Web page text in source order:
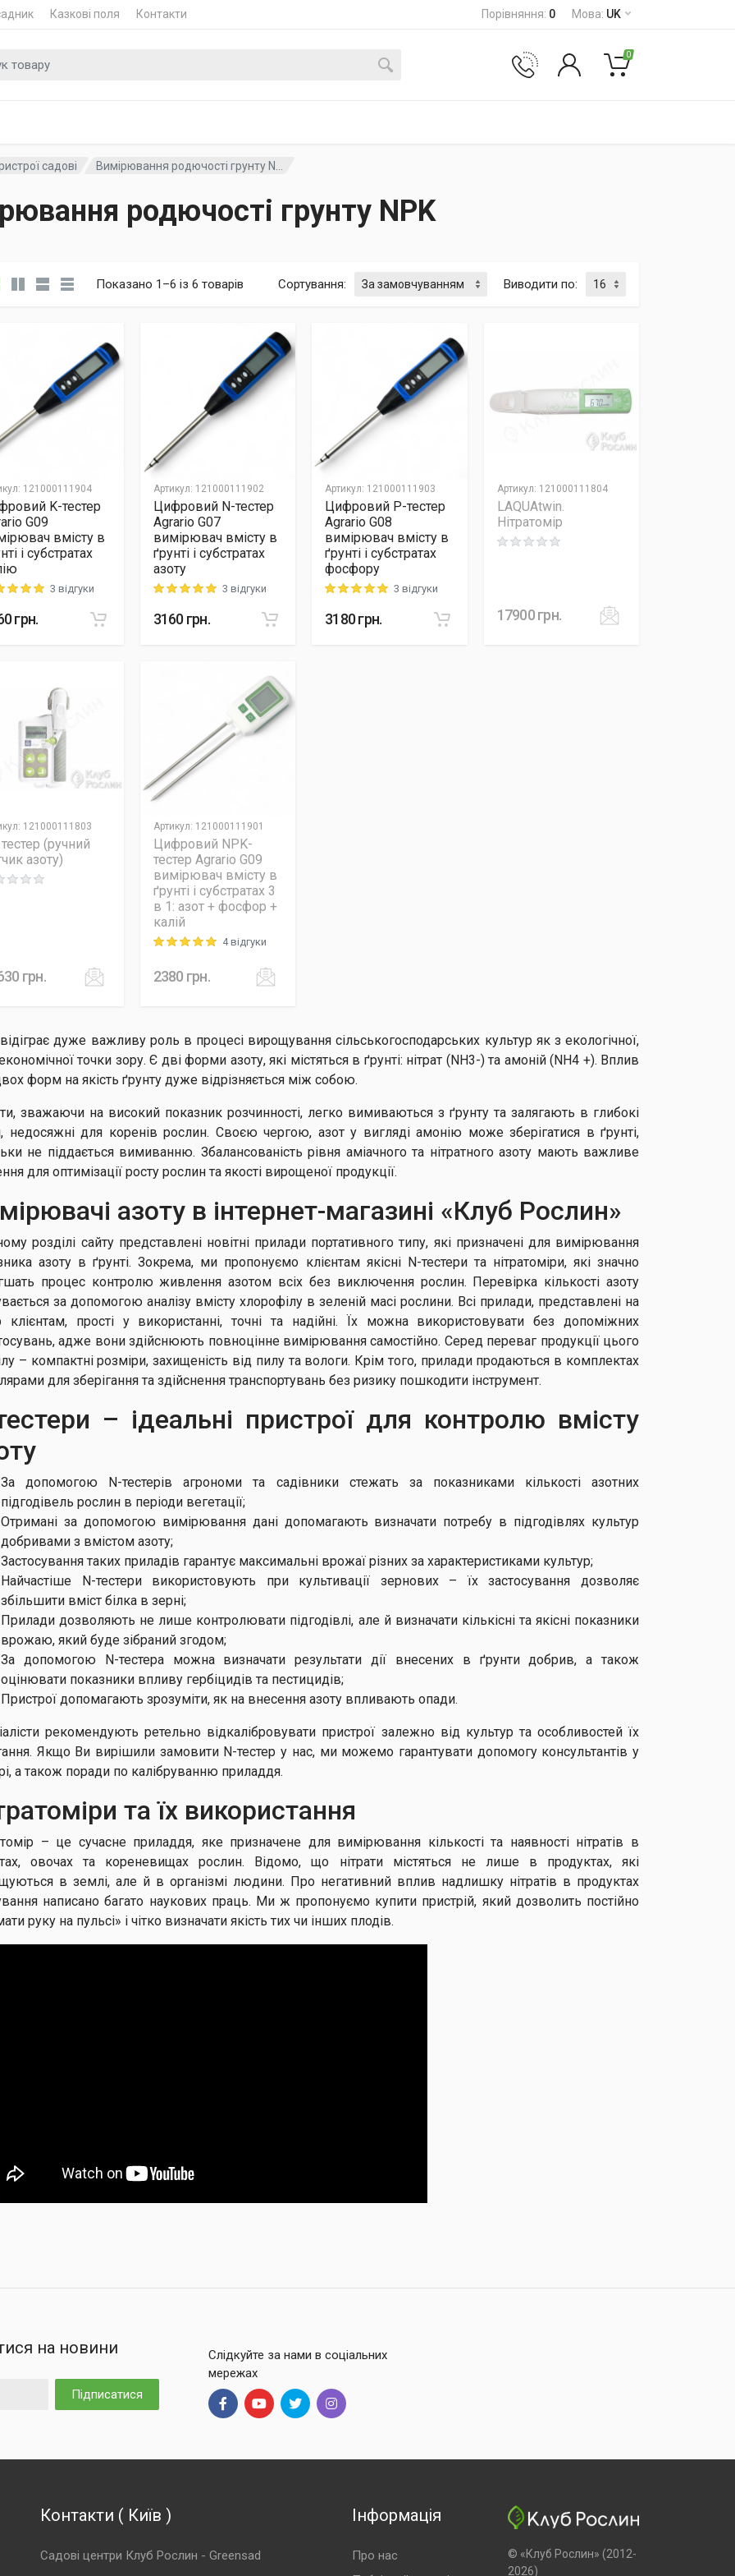
Казкові поля Контакти Порівняння: 0 Мова: UK
0
садові Вимірювання родючості грунту N...
родючості грунту NPK
Показано 1–6 із 6 товарів Сортування: Виводити по:
: 121000111904
K-тестер
G09
вмісту в
і субстратах
5 out of 53 відгуки
грн.
Артикул: 121000111902
Цифровий N-тестер
Agrario G07
вимірювач вмісту в
ґрунті і субстратах
азоту
Rating: 5 out of 53 відгуки
3160 грн.
Артикул: 121000111903
Цифровий P-тестер
Agrario G08
вимірювач вмісту в
ґрунті і субстратах
фосфору
Rating: 5 out of 53 відгуки
3180грн.
Артикул: 121000111804
LAQUAtwin.
Нітратомір
Rating: 0 out of 5
17900грн.
: 121000111803
(ручний
азоту)
0 out of 5
грн.
Артикул: 121000111901
Цифровий NPK-
тестер Agrario G09
вимірювач вмісту в
ґрунті і субстратах 3
в 1: азот + фосфор +
калій
Rating: 5 out of 54 відгуки
2380 грн.
дуже важливу роль в процесі вирощування сільськогосподарських культур як з екологічної,
точки зору. Є дві форми азоту, які містяться в ґрунті: нітрат (NH3-) та амоній (NH4 +). Вплив
форм на якість ґрунту дуже відрізняється між собою.
зважаючи на високий показник розчинності, легко вимиваються з ґрунту та залягають в глибокі
недосяжні для коренів рослин. Своєю чергою, азот у вигляді амонію може зберігатися в ґрунті,
не піддається вимиванню. Збалансованість рівня аміачного та нітратного азоту мають важливе
для оптимізації росту рослин та якості вирощеної продукції.
азоту в інтернет-магази​ні «Клуб Рослин»
розділі сайту представлені новітні прилади портативного типу, які призначені для вимірювання
азоту в ґрунті. Зокрема, ми пропонуємо клієнтам якісні N-тестери та нітратоміри, які значно
процес контролю живлення азотом всіх без виключення рослин. Перевірка кількості азоту
за допомогою аналізу вмісту хлорофілу в зеленій масі рослини. Всі прилади, представлені на
клієнтам, прості у використанні, точні та надійні. Їх можна використовувати без допоміжних
адже вони здійснюють повноцінне вимірювання самостійно. Серед переваг продукції цього
– компактні розміри, захищеність від пилу та вологи. Крім того, прилади продаються в комплектах
для зберігання та здійснення транспортувань без ризику пошкодити інструмент.
– ідеаль​ні пристрої для контролю вмісту
За допомогою N-тестерів агрономи та садівники стежать за показниками кількості азотних
підгодівель рослин в періоди вегетації;
Отримані за допомогою вимірювання дані допомагають визначати потребу в підгодівлях культур
добривами з вмістом азоту;
Застосування таких приладів гарантує максимальні врожаї різних за характеристиками культур;
Найчастіше N-тестери використовують при культивації зернових – їх застосування дозволяє
збільшити вміст білка в зерні;
Прилади дозволяють не лише контролювати підгодівлі, але й визначати кількісні та якісні показники
врожаю, який буде зібраний згодом;
За допомогою N-тестера можна визначати результати дії внесених в ґрунти добрив, а також
оцінювати показники впливу гербіцидів та пестицидів;
Пристрої допомагають зрозуміти, як на внесення азоту впливають опади.
рекомендують ретельно відкалібровувати пристрої залежно від культур та особливостей їх
Якщо Ви вирішили замовити N-тестер у нас, ми можемо гарантувати допомогу консультантів у
а також поради по калібруванню приладдя.
т​а їх використання
– це сучасне приладдя, яке призначене для вимірювання кількості та наявності нітратів в
овочах та кореневищах рослин. Відомо, що нітрати містяться не лише в продуктах, які
в землі, але й в організмі людини. Про негативний вплив надлишку нітратів в продуктах
написано багато наукових праць. Ми ж пропонуємо купити пристрій, який дозволить постійно
руку на пульсі» і чітко визначати якість тих чи інших плодів.
на новини
Підписатися
Слідкуйте за нами в соціальних
мережах
Контакти ( Київ )
Садові центри Клуб Рослин - Greensad
Інформація
Про нас
© «Клуб Рослин» (2012-
2026)